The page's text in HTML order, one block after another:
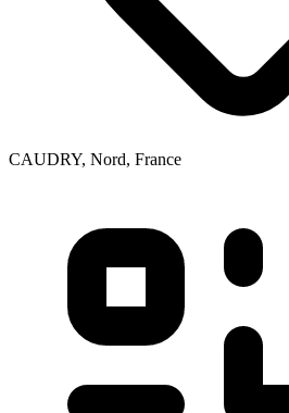
CAUDRY, Nord, France